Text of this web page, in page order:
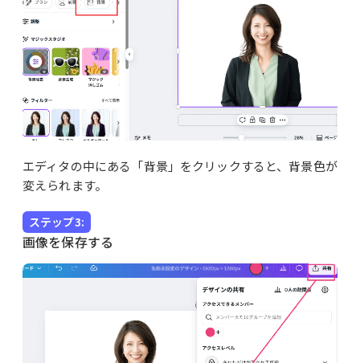
エディタの中にある「背景」をクリックすると、背景色が
変えられます。
ステップ3:
画像を保存する